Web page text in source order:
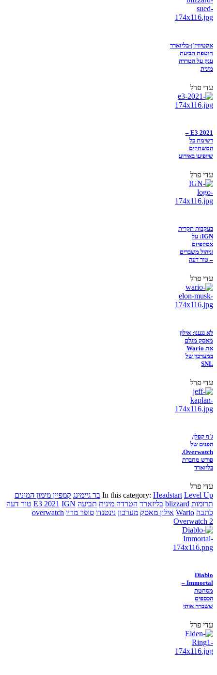
אקטיוויז'ן-בליזארד
חוטפת תביעת
ענק על הטרדה
מינית
עדי פרל
E3 2021 –
רשימת כל
המשחקים
שיופיעו באירוע
עדי פרל
בעקבות תקרית
IGN: על
אסקפיזם
וניהול משברים
– טור דעה
עדי פרל
לא נגענו: אילון
מאסק מגלם
את Wario
במערכון של
SNL
עדי פרל
ג'ף קפלן,
הפנים של
Overwatch,
פורש מחברת
בליזארד
עדי פרל
In this category: Headstart Level Up בר גיימינג קמפיין מימון המונים
תרומות blizzard בליזארד הטרדה מינית תביעה E3 2021 IGN
טור דעה
כתבה Wario אילון מאסק מערכון נינטנדו סופר מריו overwatch
Overwatch 2
Diablo
Immortal –
מסחטת
הכספים
ששברה אותי
עדי פרל